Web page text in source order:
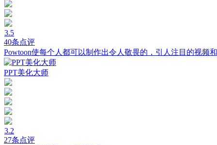
3.5
40条点评
Powtoon使每个人都可以制作出令人敬畏的，引人注目的视频和
PPT美化大师
3.2
27条点评